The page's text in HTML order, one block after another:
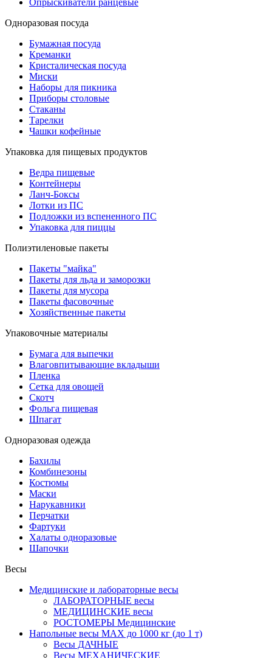
Опрыскиватели ранцевые
Одноразовая посуда
Бумажная посуда
Креманки
Кристалическая посуда
Миски
Наборы для пикника
Приборы столовые
Стаканы
Тарелки
Чашки кофейные
Упаковка для пищевых продуктов
Ведра пищевые
Контейнеры
Ланч-Боксы
Лотки из ПС
Подложки из вспененного ПС
Упаковка для пиццы
Полиэтиленовые пакеты
Пакеты "майка"
Пакеты для льда и заморозки
Пакеты для мусора
Пакеты фасовочные
Хозяйственные пакеты
Упаковочные материалы
Бумага для выпечки
Влаговпитывающие вкладыши
Пленка
Сетка для овощей
Скотч
Фольга пищевая
Шпагат
Одноразовая одежда
Бахилы
Комбинезоны
Костюмы
Маски
Нарукавники
Перчатки
Фартуки
Халаты одноразовые
Шапочки
Весы
Медицинские и лабораторные весы
ЛАБОРАТОРНЫЕ весы
МЕДИЦИНСКИЕ весы
РОСТОМЕРЫ Медицинские
Напольные весы MAX до 1000 кг (до 1 т)
Весы ДАЧНЫЕ
Весы МЕХАНИЧЕСКИЕ